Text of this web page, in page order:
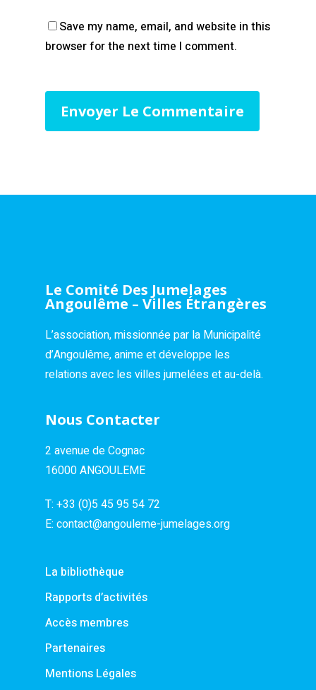
Save my name, email, and website in this
browser for the next time I comment.
Le Comité Des Jumelages
Angoulême – Villes Étrangères
L’association, missionnée par la Municipalité
d’Angoulême, anime et développe les
relations avec les villes jumelées et au-delà.
Nous Contacter
2 avenue de Cognac
16000 ANGOULEME
T: +33 (0)5 45 95 54 72
E: contact@angouleme-jumelages.org
La bibliothèque
Rapports d’activités
Accès membres
Partenaires
Mentions Légales